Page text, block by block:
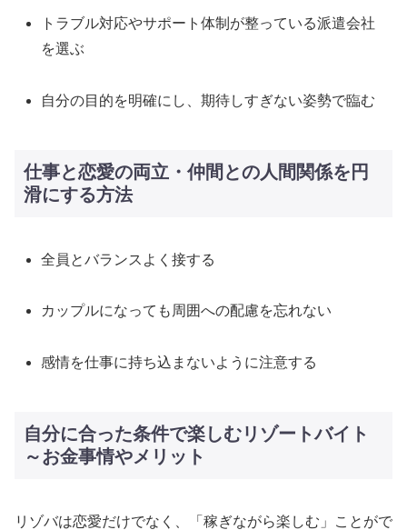
トラブル対応やサポート体制が整っている派遣会社
を選ぶ
自分の目的を明確にし、期待しすぎない姿勢で臨む
仕事と恋愛の両立・仲間との人間関係を円
滑にする方法
全員とバランスよく接する
カップルになっても周囲への配慮を忘れない
感情を仕事に持ち込まないように注意する
自分に合った条件で楽しむリゾートバイト
～お金事情やメリット
リゾバは恋愛だけでなく、「稼ぎながら楽しむ」ことがで